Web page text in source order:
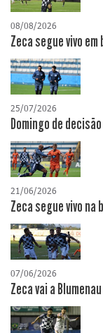
08/08/2026
Zeca segue vivo
25/07/2026
Domingo de
21/06/2026
Zeca segue vivo na
07/06/2026
Zeca vai a